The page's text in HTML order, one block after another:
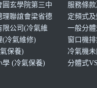
圓玄學院第三中
理聯誼會梁省德
限公司(冷氣維
(冷氣維修)
保養)
學 (冷氣保養)
服務條款
定頻式
一般分
是什麼?
窗口機排
冷氣機
分體式